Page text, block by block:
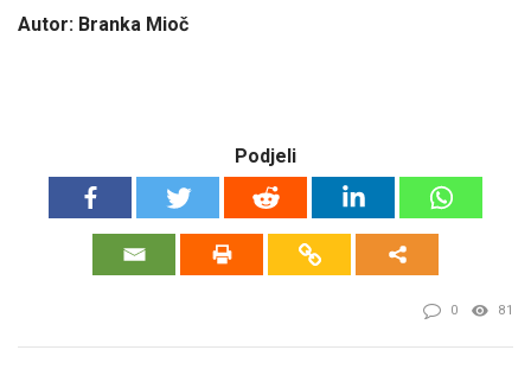
Autor: Branka Mioč
Podjeli
0 81